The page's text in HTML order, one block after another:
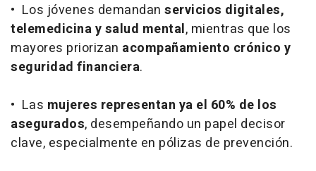
• Los jóvenes demandan servicios digitales,
telemedicina y salud mental, mientras que los
mayores priorizan acompañamiento crónico y
seguridad financiera.
• Las mujeres representan ya el 60% de los
asegurados, desempeñando un papel decisor
clave, especialmente en pólizas de prevención.